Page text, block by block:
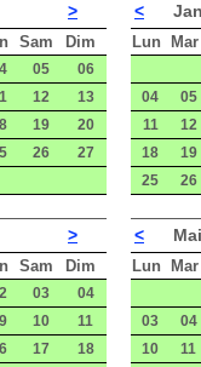
>
Sam Dim
05
06
12
13
19
20
26
27
<
Lun Mar
04
05
11
12
18
19
25
26
>
Sam Dim
03
04
10
11
17
18
<
Lun Mar
03
04
10
11